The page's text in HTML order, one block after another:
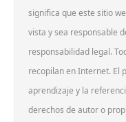
significa que este sitio
vista y sea responsable
responsabilidad legal.
recopilan en Internet. El
aprendizaje y la
derechos de autor o